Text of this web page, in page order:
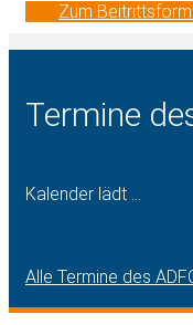
Zum
Termine
Kalender lädt ...
Alle Termine des